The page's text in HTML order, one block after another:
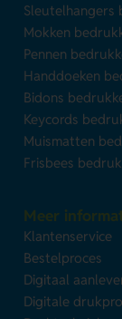
Sleutelhangers
Mokken
Pennen
Handdoeken
Bidons
Keycords
Muismatten
Frisbees
Meer
Klantenservice
Bestelproces
Digitaal
Digitale